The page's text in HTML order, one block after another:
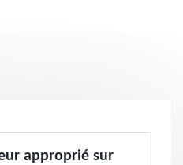
approprié sur